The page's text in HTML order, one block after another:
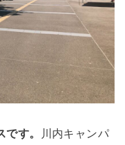
す。
川内キャンパ